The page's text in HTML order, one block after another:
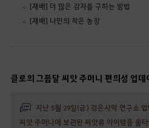
[재배] 더 많은 감자를 구하는 방법
[재배] 나만의 작은 농장
클로의 그믐달 씨앗 주머니 편의성 업데
지난 5월 29일(금) 검은사막 연구소
씨앗 주머니에 보관된 씨앗류 아이템을 울